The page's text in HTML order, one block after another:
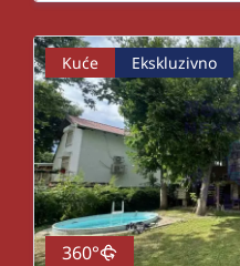
Kuće Ekskluzivno
360°